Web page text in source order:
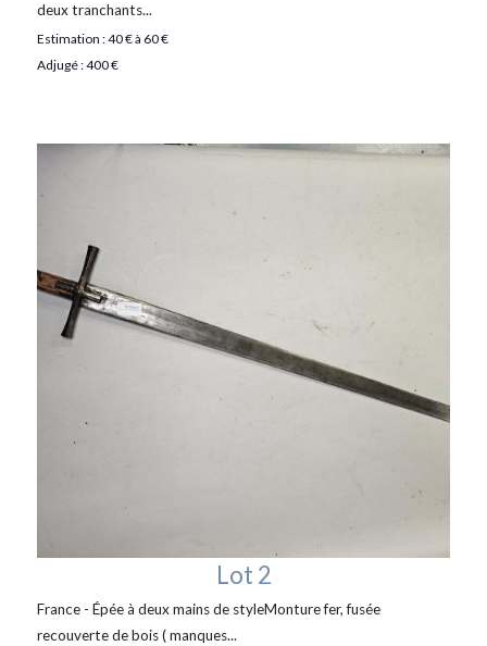
deux tranchants...
Estimation : 40 € à 60 €
Adjugé : 400 €
Lot 2
France - Épée à deux mains de styleMonture fer, fusée
recouverte de bois ( manques...